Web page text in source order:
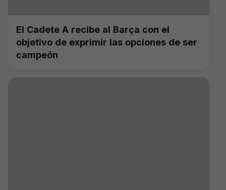
El Cadete A recibe al Barça con el
objetivo de exprimir las opciones de ser
campeón